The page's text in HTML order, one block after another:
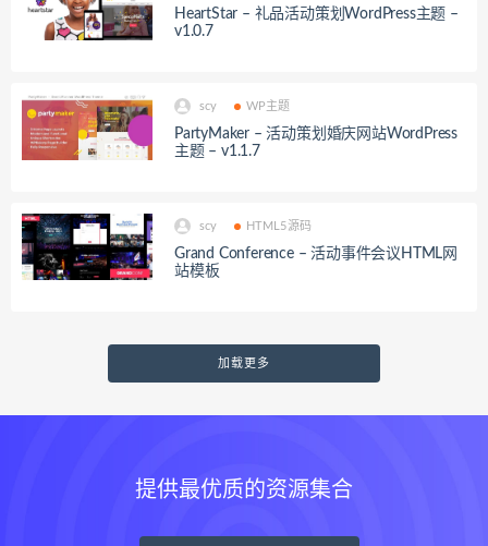
HeartStar – 礼品活动策划WordPress主题 –
v1.0.7
scy WP主题
PartyMaker – 活动策划婚庆网站WordPress
主题 – v1.1.7
scy HTML5源码
Grand Conference – 活动事件会议HTML网
站模板
加载更多
提供最优质的资源集合